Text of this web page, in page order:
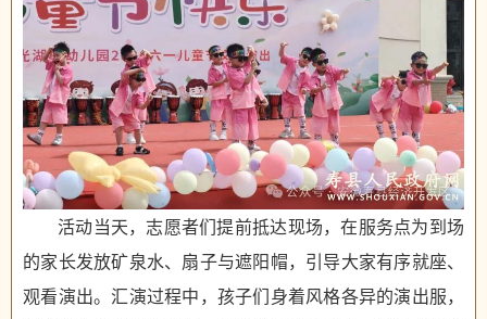
活动当天，志愿者们提前抵达现场，在服务点为到场
的家长发放矿泉水、扇子与遮阳帽，引导大家有序就座、
观看演出。汇演过程中，孩子们身着风格各异的演出服，